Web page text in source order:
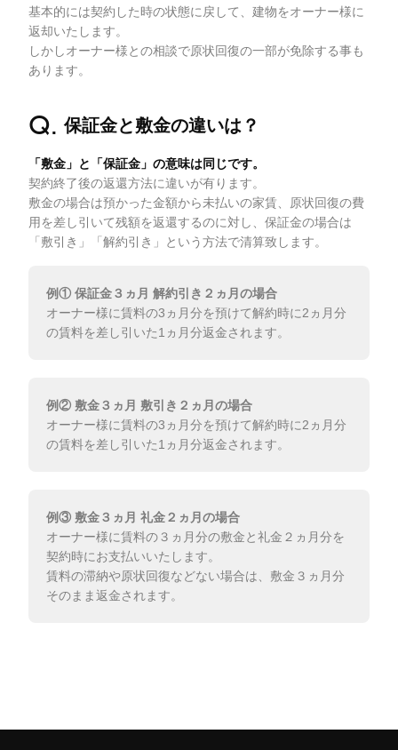
基本的には契約した時の状態に戻して、建物をオーナー様に
返却いたします。
しかしオーナー様との相談で原状回復の一部が免除する事も
あります。
保証金と敷金の違いは？
「敷金」と「保証金」の意味は同じです。
契約終了後の返還方法に違いが有ります。
敷金の場合は預かった金額から未払いの家賃、原状回復の費
用を差し引いて残額を返還するのに対し、保証金の場合は
「敷引き」「解約引き」という方法で清算致します。
例① 保証金３ヵ月 解約引き２ヵ月の場合
オーナー様に賃料の3ヵ月分を預けて解約時に2ヵ月分
の賃料を差し引いた1ヵ月分返金されます。
例② 敷金３ヵ月 敷引き２ヵ月の場合
オーナー様に賃料の3ヵ月分を預けて解約時に2ヵ月分
の賃料を差し引いた1ヵ月分返金されます。
例③ 敷金３ヵ月 礼金２ヵ月の場合
オーナー様に賃料の３ヵ月分の敷金と礼金２ヵ月分を
契約時にお支払いいたします。
賃料の滞納や原状回復などない場合は、敷金３ヵ月分
そのまま返金されます。